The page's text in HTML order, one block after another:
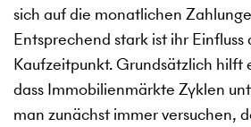
sich auf die monatlichen
Entsprechend stark ist ihr
Kaufzeitpunkt. Grundsätzlich hilft
dass Immobilienmärkte Zyklen
man zunächst immer versuchen,